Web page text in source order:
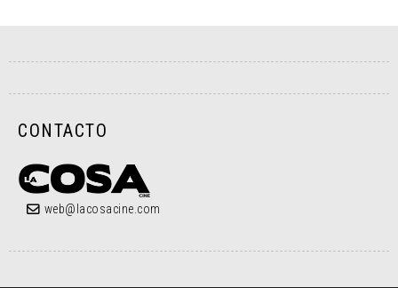
CONTACTO
web@lacosacine.com